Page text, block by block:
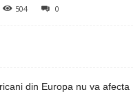
504 0
din Europa nu va afecta